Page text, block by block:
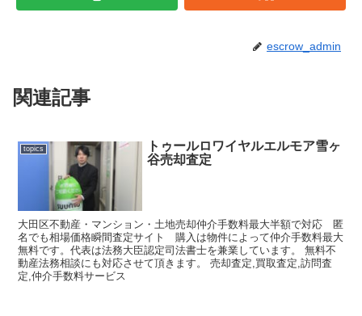
escrow_admin
関連記事
topics
トゥールロワイヤルエルモア雪ヶ
谷売却査定
大田区不動産・マンション・土地売却仲介手数料最大半額で対応 匿
名でも相場価格瞬間査定サイト 購入は物件によって仲介手数料最大
無料です。代表は法務大臣認定司法書士を兼業しています。 無料不
動産法務相談にも対応させて頂きます。 売却査定,買取査定,訪問査
定,仲介手数料サービス